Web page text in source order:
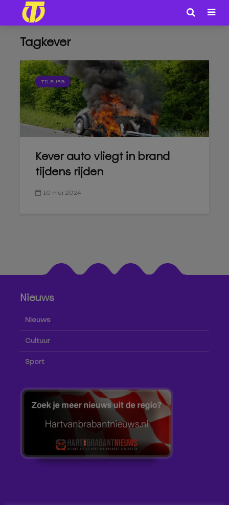
Tagkever
TILBURG
Kever auto vliegt in brand
tijdens rijden
10 mei 2024
Nieuws
Nieuws
Cultuur
Sport